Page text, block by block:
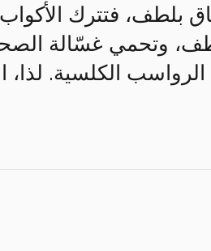
بلطف، فتترك
وتحمي غسّالة
الرواسب الكلسية.